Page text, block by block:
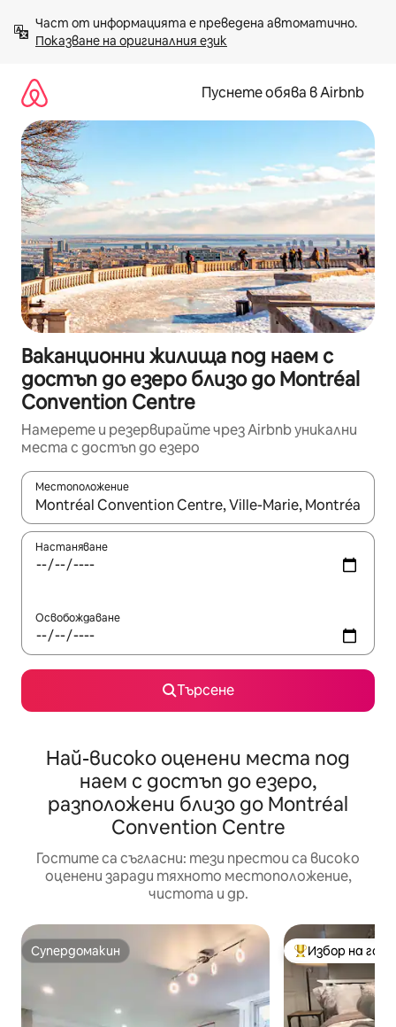
към
съдържанието
Показване на оригиналния език
Пуснете обява в Airbnb
Ваканционни жилища под наем с
достъп до езеро близо до Montréal
Convention Centre
Намерете и резервирайте чрез Airbnb уникални
места с достъп до езеро
Местоположение
Когато резултатите се покажат, използвайте
Настаняване
Освобождаване
Търсене
Най-високо оценени места под
наем с достъп до езеро,
разположени близо до Montréal
Convention Centre
Гостите са съгласни: тези престои са високо
оценени заради тяхното местоположение,
чистота и др.
Супердомакин
Супердомакин Най-популярен
Избор на